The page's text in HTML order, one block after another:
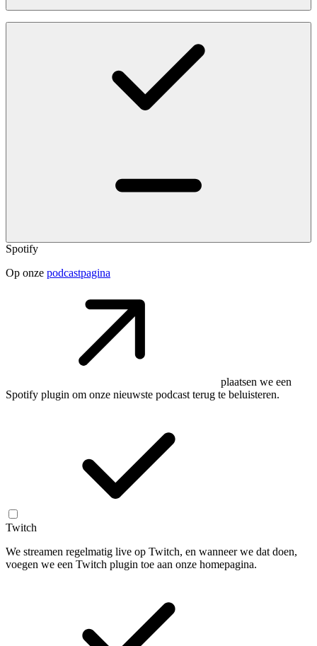
Spotify
Op onze podcastpagina
plaatsen we een
Spotify plugin om onze nieuwste podcast terug te beluisteren.
Twitch
We streamen regelmatig live op Twitch, en wanneer we dat doen,
voegen we een Twitch plugin toe aan onze homepagina.